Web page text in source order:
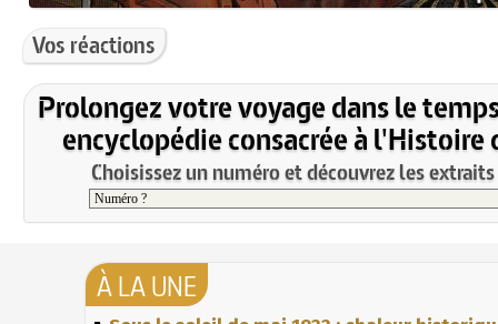
Vos réactions
Prolongez votre voyage dans le
encyclopédie consacrée à l'Histoire
Choisissez un numéro et découvrez les
À LA UNE